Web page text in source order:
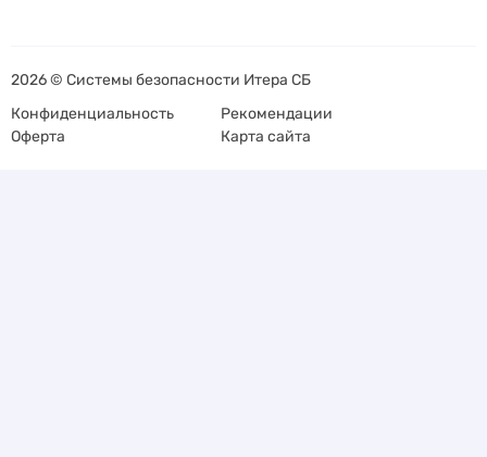
2026 © Системы безопасности Итера СБ
Конфиденциальность
Рекомендации
Оферта
Карта сайта